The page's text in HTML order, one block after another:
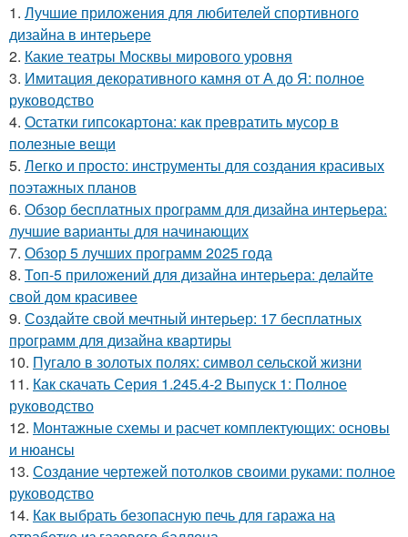
1. Лучшие приложения для любителей спортивного
дизайна в интерьере
2. Какие театры Москвы мирового уровня
3. Имитация декоративного камня от А до Я: полное
руководство
4. Остатки гипсокартона: как превратить мусор в
полезные вещи
5. Легко и просто: инструменты для создания красивых
поэтажных планов
6. Обзор бесплатных программ для дизайна интерьера:
лучшие варианты для начинающих
7. Обзор 5 лучших программ 2025 года
8. Топ-5 приложений для дизайна интерьера: делайте
свой дом красивее
9. Создайте свой мечтный интерьер: 17 бесплатных
программ для дизайна квартиры
10. Пугало в золотых полях: символ сельской жизни
11. Как скачать Серия 1.245.4-2 Выпуск 1: Полное
руководство
12. Монтажные схемы и расчет комплектующих: основы
и нюансы
13. Создание чертежей потолков своими руками: полное
руководство
14. Как выбрать безопасную печь для гаража на